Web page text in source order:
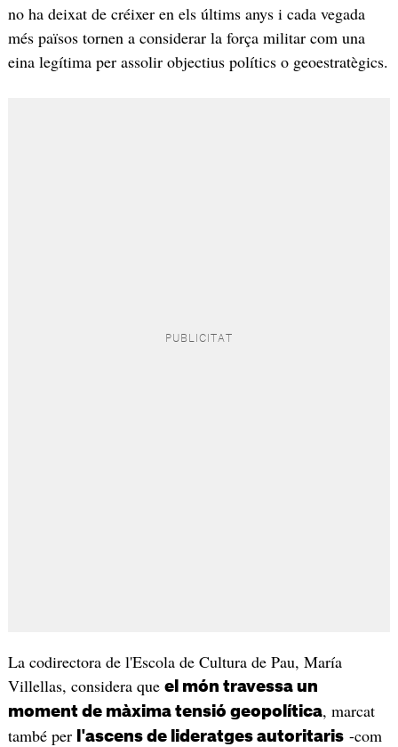
no ha deixat de créixer en els últims anys i cada vegada
més països tornen a considerar la força militar com una
eina legítima per assolir objectius polítics o geoestratègics.
La codirectora de l'Escola de Cultura de Pau, María
Villellas, considera que el món travessa un
moment de màxima tensió geopolítica, marcat
també per
l'ascens de lideratges autoritaris-com